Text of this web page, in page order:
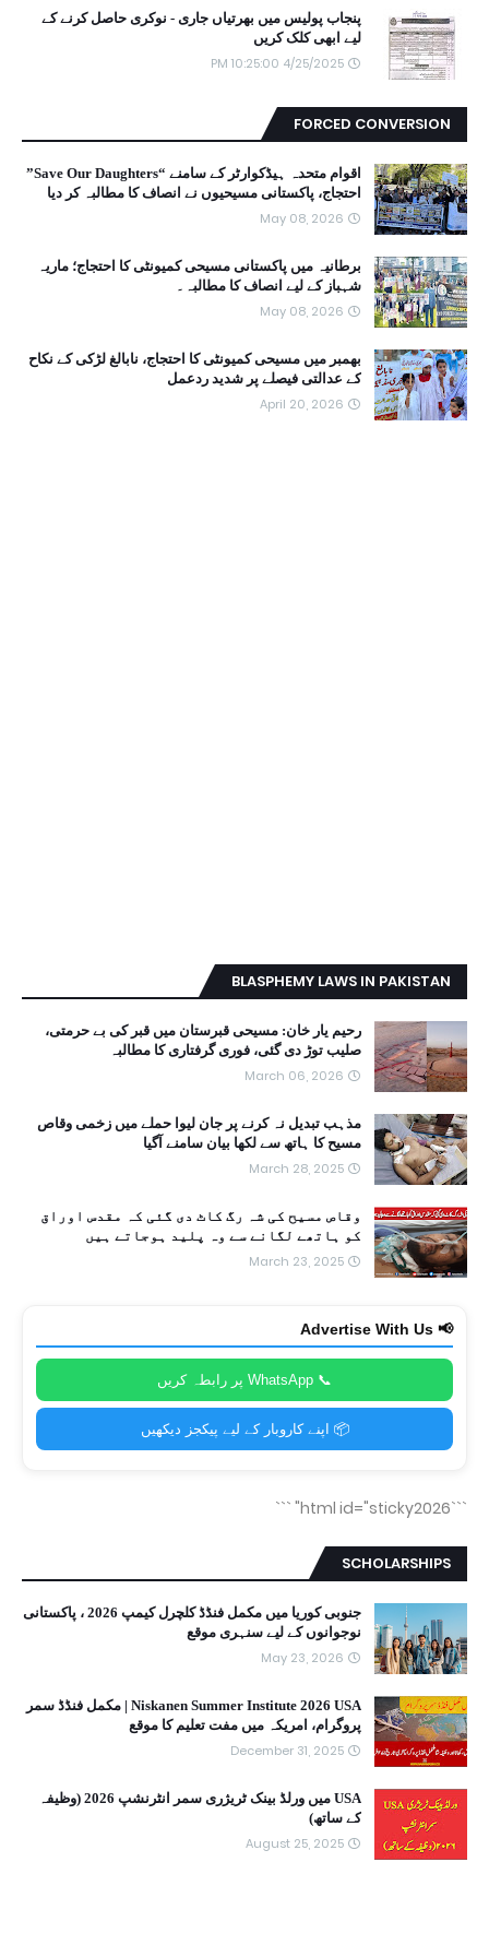
پنجاب پولیس میں بھرتیاں جاری - نوکری حاصل کرنے کے
لیے ابھی کلک کریں
4/25/2025 10:25:00 PM
FORCED CONVERSION
اقوام متحدہ ہیڈکوارٹر کے سامنے “Save Our Daughters”
احتجاج، پاکستانی مسیحیوں نے انصاف کا مطالبہ کر دیا
May 08, 2026
برطانیہ میں پاکستانی مسیحی کمیونٹی کا احتجاج؛ ماریہ
شہباز کے لیے انصاف کا مطالبہ۔
May 08, 2026
بھمبر میں مسیحی کمیونٹی کا احتجاج، نابالغ لڑکی کے نکاح
کے عدالتی فیصلے پر شدید ردعمل
April 20, 2026
BLASPHEMY LAWS IN PAKISTAN
رحیم یار خان: مسیحی قبرستان میں قبر کی بے حرمتی،
صلیب توڑ دی گئی، فوری گرفتاری کا مطالبہ
March 06, 2026
مذہب تبدیل نہ کرنے پر جان لیوا حملے میں زخمی وقاص
مسیح کا ہاتھ سے لکھا بیان سامنے آگیا
March 28, 2025
وقاص مسیح کی شہ رگ کاٹ دی گئی کہ مقدس اوراق
کو ہاتھے لگانے سے وہ پلید ہوجاتے ہیں
March 23, 2025
📢 Advertise With Us
📞 WhatsApp پر رابطہ کریں
📦 اپنے کاروبار کے لیے پیکجز دیکھیں
```html id="sticky2026"
```
SCHOLARSHIPS
جنوبی کوریا میں مکمل فنڈڈ کلچرل کیمپ 2026 ، پاکستانی
نوجوانوں کے لیے سنہری موقع
May 23, 2026
Niskanen Summer Institute 2026 USA | مکمل فنڈڈ سمر
پروگرام، امریکہ میں مفت تعلیم کا موقع
December 31, 2025
USA میں ورلڈ بینک ٹریژری سمر انٹرنشپ 2026 (وظیفہ
کے ساتھ)
August 25, 2025